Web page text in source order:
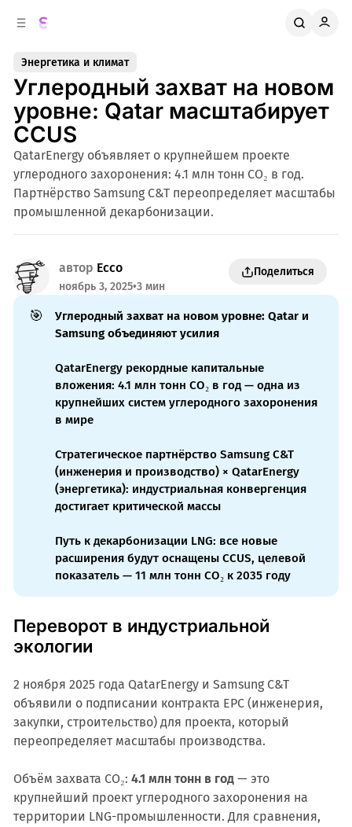
Энергетика и климат
Углеродный захват на новом
уровне: Qatar масштабирует
CCUS
QatarEnergy объявляет о крупнейшем проекте
углеродного захоронения: 4.1 млн тонн CO₂ в год.
Партнёрство Samsung C&T переопределяет масштабы
промышленной декарбонизации.
автор Ecco
ноябрь 3, 2025•3 мин
Поделиться
🎯
Углеродный захват на новом уровне: Qatar и
Samsung объединяют усилия
QatarEnergy рекордные капитальные
вложения: 4.1 млн тонн CO₂ в год — одна из
крупнейших систем углеродного захоронения
в мире
Стратегическое партнёрство Samsung C&T
(инженерия и производство) × QatarEnergy
(энергетика): индустриальная конвергенция
достигает критической массы
Путь к декарбонизации LNG: все новые
расширения будут оснащены CCUS, целевой
показатель — 11 млн тонн CO₂ к 2035 году
Переворот в индустриальной
экологии
2 ноября 2025 года QatarEnergy и Samsung C&T
объявили о подписании контракта EPC (инженерия,
закупки, строительство) для проекта, который
переопределяет масштабы производства.
Объём захвата CO₂: 4.1 млн тонн в год— это
крупнейший проект углеродного захоронения на
территории LNG-промышленности. Для сравнения,